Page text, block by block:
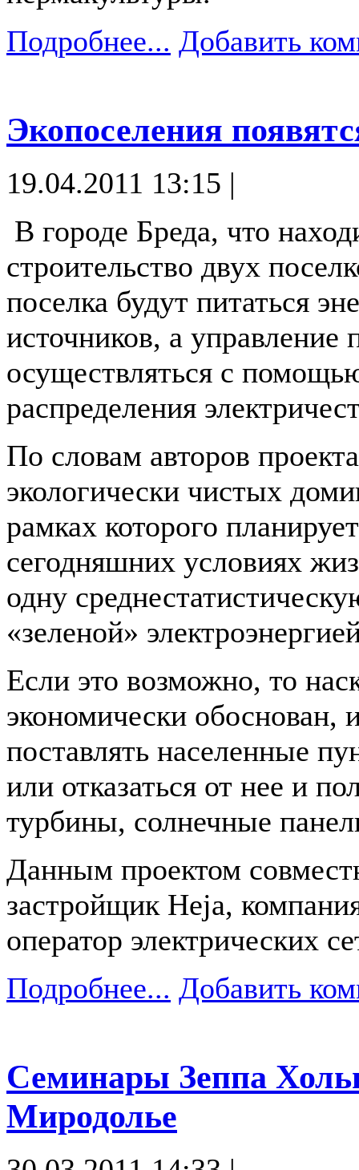
Подробнее... Добавить
Экопоселения
19.04.2011 13:15 |
В городе Бреда, что
строительство двух
поселка будут питаться
источников, а управление
осуществляться с
распределения
По словам авторов
экологически чистых
рамках которого
сегодняшних условиях
одну
«зеленой»
Если это возможно, то
экономически обоснован,
поставлять населенные
или отказаться от нее и
турбины, солнечные
Данным проектом
застройщик Heja,
оператор электрических
Подробнее... Добавить
Семинары Зеппа
Миродолье